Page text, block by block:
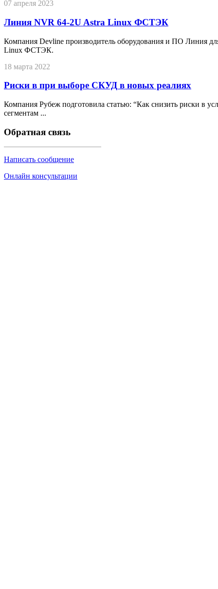
07 апреля 2023
Линия NVR 64-2U Astra Linux ФСТЭК
Компания Devline производитель оборудования и ПО Линия
Linux ФСТЭК.
18 марта 2022
Риски в при выборе СКУД в новых реалиях
Компания Рубеж подготовила статью: “Как снизить риски в
сегментам ...
Обратная связь
Написать сообщение
Онлайн консультации